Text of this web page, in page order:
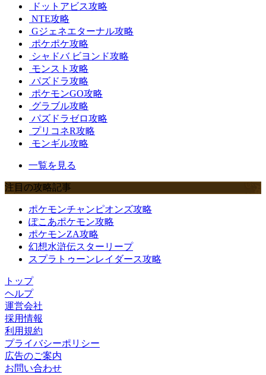
ドットアビス攻略
NTE攻略
Gジェネエターナル攻略
ポケポケ攻略
シャドバ ビヨンド攻略
モンスト攻略
パズドラ攻略
ポケモンGO攻略
グラブル攻略
パズドラゼロ攻略
プリコネR攻略
モンギル攻略
一覧を見る
注目の攻略記事
ポケモンチャンピオンズ攻略
ぽこあポケモン攻略
ポケモンZA攻略
幻想水滸伝スターリープ
スプラトゥーンレイダース攻略
トップ
ヘルプ
運営会社
採用情報
利用規約
プライバシーポリシー
広告のご案内
お問い合わせ